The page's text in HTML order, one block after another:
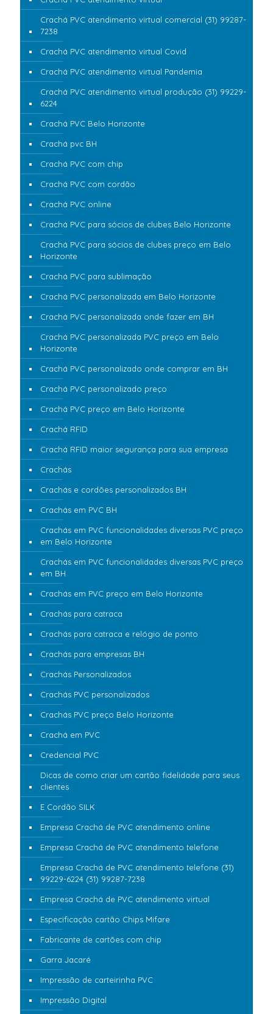
Crachá PVC atendimento virtual comercial (31) 99287-
7238
Crachá PVC atendimento virtual Covid
Crachá PVC atendimento virtual Pandemia
Crachá PVC atendimento virtual produção (31) 99229-
6224
Crachá PVC Belo Horizonte
Crachá pvc BH
Crachá PVC com chip
Crachá PVC com cordão
Crachá PVC online
Crachá PVC para sócios de clubes Belo Horizonte
Crachá PVC para sócios de clubes preço em Belo
Horizonte
Crachá PVC para sublimação
Crachá PVC personalizada em Belo Horizonte
Crachá PVC personalizada onde fazer em BH
Crachá PVC personalizada PVC preço em Belo
Horizonte
Crachá PVC personalizado onde comprar em BH
Crachá PVC personalizado preço
Crachá PVC preço em Belo Horizonte
Crachá RFID
Crachá RFID maior segurança para sua empresa
Crachás
Crachás e cordões personalizados BH
Crachás em PVC BH
Crachás em PVC funcionalidades diversas PVC preço
em Belo Horizonte
Crachás em PVC funcionalidades diversas PVC preço
em BH
Crachás em PVC preço em Belo Horizonte
Crachás para catraca
Crachás para catraca e relógio de ponto
Crachás para empresas BH
Crachás Personalizados
Crachás PVC personalizados
Crachás PVC preço Belo Horizonte
Crachá em PVC
Credencial PVC
Dicas de como criar um cartão fidelidade para seus
clientes
E Cordão SILK
Empresa Crachá de PVC atendimento online
Empresa Crachá de PVC atendimento telefone
Empresa Crachá de PVC atendimento telefone (31)
99229-6224 (31) 99287-7238
Empresa Crachá de PVC atendimento virtual
Especificação cartão Chips Mifare
Fabricante de cartões com chip
Garra Jacaré
Impressão de carteirinha PVC
Impressão Digital